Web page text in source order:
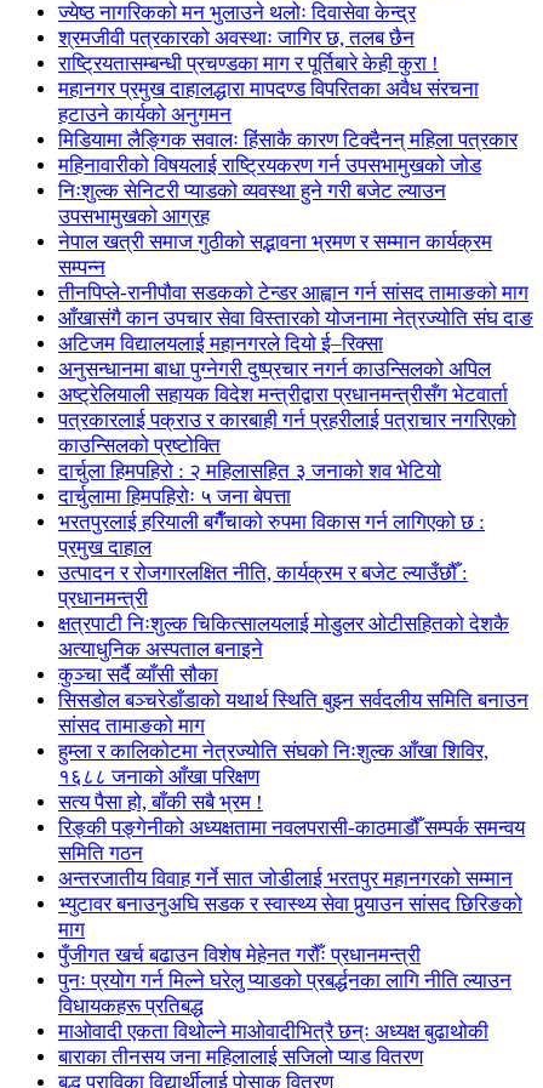
ज्येष्ठ नागरिकको मन भुलाउने थलोः दिवासेवा केन्द्र
श्रमजीवी पत्रकारको अवस्थाः जागिर छ, तलब छैन
राष्ट्रियतासम्बन्धी प्रचण्डका माग र पूर्तिबारे केही कुरा !
महानगर प्रमुख दाहालद्धारा मापदण्ड विपरितका अवैध संरचना
हटाउने कार्यको अनुगमन
मिडियामा लैङ्गिक सवालः हिंसाकै कारण टिक्दैनन् महिला पत्रकार
महिनावारीको विषयलाई राष्ट्रियकरण गर्न उपसभामुखको जोड
निःशुल्क सेनिटरी प्याडको व्यवस्था हुने गरी बजेट ल्याउन
उपसभामुखको आग्रह
नेपाल खत्री समाज गुठीको सद्भावना भ्रमण र सम्मान कार्यक्रम
सम्पन्न
तीनपिप्ले-रानीपौवा सडकको टेन्डर आह्वान गर्न सांसद तामाङको माग
आँखासंगै कान उपचार सेवा विस्तारको योजनामा नेत्रज्योति संघ दाङ
अटिजम विद्यालयलाई महानगरले दियो ई–रिक्सा
अनुसन्धानमा बाधा पुग्नेगरी दुष्प्रचार नगर्न काउन्सिलको अपिल
अष्ट्रेलियाली सहायक विदेश मन्त्रीद्वारा प्रधानमन्त्रीसँग भेटवार्ता
पत्रकारलाई पक्राउ र कारबाही गर्न प्रहरीलाई पत्राचार नगरिएको
काउन्सिलको प्रष्टोक्ति
दार्चुला हिमपहिरो : २ महिलासहित ३ जनाको शव भेटियो
दार्चुलामा हिमपहिरोः ५ जना बेपत्ता
भरतपुरलाई हरियाली बगैँचाको रुपमा विकास गर्न लागिएको छ :
प्रमुख दाहाल
उत्पादन र रोजगारलक्षित नीति, कार्यक्रम र बजेट ल्याउँछौँ :
प्रधानमन्त्री
क्षत्रपाटी निःशुल्क चिकित्सालयलाई मोडुलर ओटीसहितको देशकै
अत्याधुनिक अस्पताल बनाइने
कुञ्चा सर्दै व्याँसी सौका
सिसडोल बञ्चरेडाँडाको यथार्थ स्थिति बुझ्न सर्वदलीय समिति बनाउन
सांसद तामाङको माग
हुम्ला र कालिकोटमा नेत्रज्योति संघको निःशुल्क आँखा शिविर,
१६८८ जनाको आँखा परिक्षण
सत्य पैसा हो, बाँकी सबै भ्रम !
रिङ्की पङ्गेनीको अध्यक्षतामा नवलपरासी-काठमाडौँ सम्पर्क समन्वय
समिति गठन
अन्तरजातीय विवाह गर्ने सात जोडीलाई भरतपुर महानगरको सम्मान
भ्युटावर बनाउनुअघि सडक र स्वास्थ्य सेवा पुर्‍याउन सांसद छिरिङको
माग
पुँजीगत खर्च बढाउन विशेष मेहेनत गरौँः प्रधानमन्त्री
पुनः प्रयोग गर्न मिल्ने घरेलु प्याडको प्रबर्द्धनका लागि नीति ल्याउन
विधायकहरू प्रतिबद्ध
माओवादी एकता विथोल्ने माओवादीभित्रै छन्ः अध्यक्ष बुढाथोकी
बाराका तीनसय जना महिलालाई सजिलो प्याड वितरण
बुद्ध प्राविका विद्यार्थीलाई पोसाक वितरण